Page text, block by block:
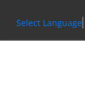
Select Language